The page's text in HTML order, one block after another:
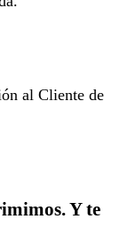
al Cliente de
Y te